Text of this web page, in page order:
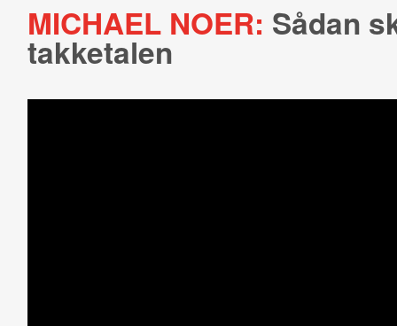
MICHAEL NOER: Sådan
takketalen